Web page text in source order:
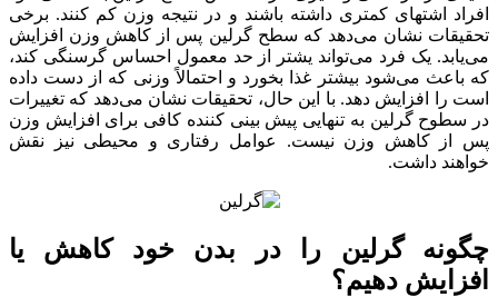
افراد اشتهای کمتری داشته باشند و در نتیجه وزن کم کنند. برخی
تحقیقات نشان می‌دهد که سطح گرلین پس از کاهش وزن افزایش
می‌یابد. یک فرد می‌تواند یشتر از حد معمول احساس گرسنگی کند،
که باعث می‌شود بیشتر غذا بخورد و احتمالاً وزنی که از دست داده
است را افزایش دهد. با این حال، تحقیقات نشان می‌دهد که تغییرات
در سطوح گرلین به تنهایی پیش بینی کننده کافی برای افزایش وزن
پس از کاهش وزن نیست. عوامل رفتاری و محیطی نیز نقش
خواهند داشت.
چگونه گرلین را در بدن خود کاهش یا
افزایش دهیم؟